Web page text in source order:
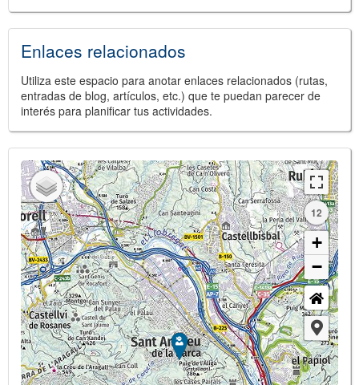
Enlaces relacionados
Utiliza este espacio para anotar enlaces relacionados (rutas,
entradas de blog, artículos, etc.) que te puedan parecer de
interés para planificar tus actividades.
12
+
−